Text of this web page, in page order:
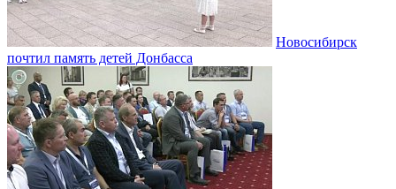
Новосибирск
почтил память детей Донбасса